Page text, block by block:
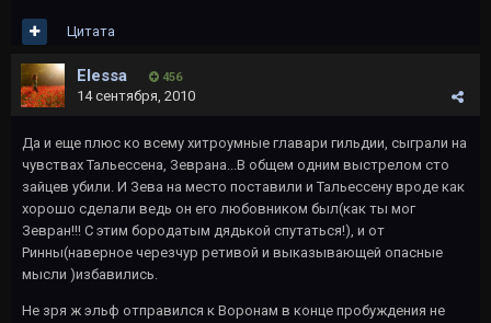
Цитата
Elessa 456
14 сентября, 2010
Да и еще плюс ко всему хитроумные главари гильдии, сыграли на
чувствах Тальессена, Зеврана...В общем одним выстрелом сто
зайцев убили. И Зева на место поставили и Тальессену вроде как
хорошо сделали ведь он его любовником был(как ты мог
Зевран!!! С этим бородатым дядькой спутаться!), и от
Ринны(наверное черезчур ретивой и выказывающей опасные
мысли )избавились.
Не зря ж эльф отправился к Воронам в конце пробуждения не